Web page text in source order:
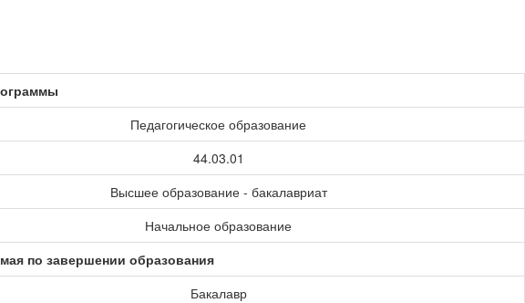
Педагогическое образование
44.03.01
Высшее образование - бакалавриат
Начальное образование
по завершении образования
Бакалавр